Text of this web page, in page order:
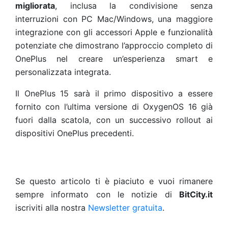
migliorata, inclusa la condivisione senza
interruzioni con PC Mac/Windows, una maggiore
integrazione con gli accessori Apple e funzionalità
potenziate che dimostrano l’approccio completo di
OnePlus nel creare un’esperienza smart e
personalizzata integrata.
Il OnePlus 15 sarà il primo dispositivo a essere
fornito con l’ultima versione di OxygenOS 16 già
fuori dalla scatola, con un successivo rollout ai
dispositivi OnePlus precedenti.
Se questo articolo ti è piaciuto e vuoi rimanere
sempre informato con le notizie di BitCity.it
iscriviti alla nostra Newsletter gratuita.